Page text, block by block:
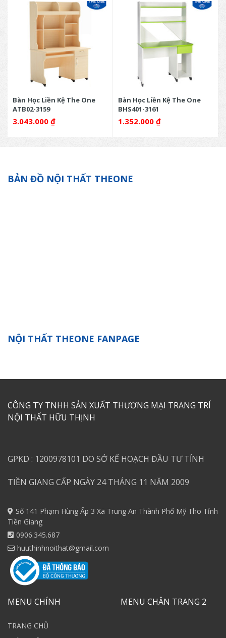
Bàn Học Liền Kệ The One
ATB02-3159
3.043.000 ₫
Bàn Học Liền Kệ The One
BHS401-3161
1.352.000 ₫
BẢN ĐỒ NỘI THẤT THEONE
NỘI THẤT THEONE FANPAGE
CÔNG TY TNHH SẢN XUẤT THƯƠNG MẠI TRANG TRÍ
NỘI THẤT HỮU THỊNH
GPKD : 1200978101 DO SỞ KẾ HOẠCH ĐẦU TƯ TỈNH
TIỀN GIANG CẤP NGÀY 24 THÁNG 11 NĂM 2009
Số 141 Phạm Hùng Ấp 3 Xã Trung An Thành Phố Mỹ Tho Tỉnh
Tiền Giang
0906.345.687
huuthinhnoithat@gmail.com
MENU CHÍNH
TRANG CHỦ
MENU CHÂN TRANG 2